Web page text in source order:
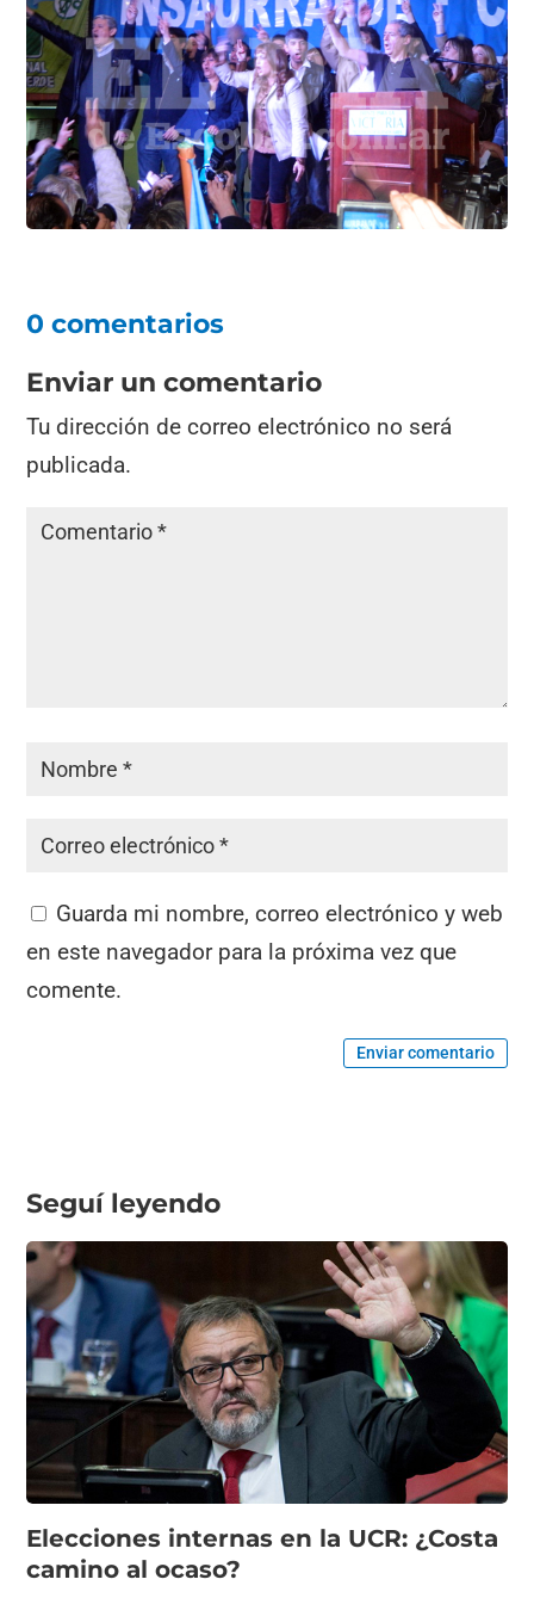
0 comentarios
Enviar un comentario
Tu dirección de correo electrónico no será
publicada.
Guarda mi nombre, correo electrónico y web
en este navegador para la próxima vez que
comente.
Enviar comentario
Seguí leyendo
Elecciones internas en la UCR: ¿Costa
camino al ocaso?